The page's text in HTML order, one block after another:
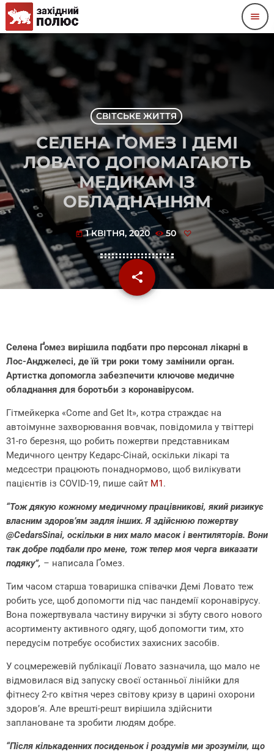
menu
СВІТСЬКЕ ЖИТТЯ
СЕЛЕНА ҐОМЕЗ І ДЕМІ
ЛОВАТО ДОПОМАГАЮТЬ
МЕДИКАМ ІЗ
ОБЛАДНАННЯМ
today 1 КВІТНЯ, 2020 50
share
email
Селена Ґомез вирішила подбати про персонал лікарні в
Лос-Анджелесі, де їй три роки тому замінили орган.
Артистка допомогла забезпечити ключове медичне
обладнання для боротьби з коронавірусом.
Гітмейкерка «Come and Get It», котра страждає на
автоімунне захворювання вовчак, повідомила у твіттері
31-го березня, що робить пожертви представникам
Медичного центру Кедарс-Сінай, оскільки лікарі та
медсестри працюють понаднормово, щоб вилікувати
пацієнтів із COVID-19, пише сайт М1 .
“Тож дякую кожному медичному працівникові, який ризикує
власним здоров’ям задля інших. Я здійснюю пожертву
@CedarsSinai, оскільки в них мало масок і вентиляторів. Вони
так добре подбали про мене, тож тепер моя черга виказати
подяку”, – написала Ґомез.
Тим часом старша товаришка співачки Демі Ловато теж
робить усе, щоб допомогти під час пандемії коронавірусу.
Вона пожертвувала частину виручки зі збуту свого нового
асортименту активного одягу, щоб допомогти тим, хто
передусім потребує особистих захисних засобів.
У соцмережевій публікації Ловато зазначила, що мало не
відмовилася від запуску своєї останньої лінійки для
фітнесу 2-го квітня через світову кризу в царині охорони
здоров’я. Але врешті-решт вирішила здійснити
заплановане та зробити людям добре.
“Після кількаденних посиденьок і роздумів ми зрозуміли, що